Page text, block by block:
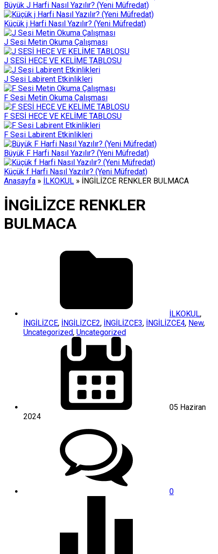
Büyük J Harfi Nasıl Yazılır? (Yeni Müfredat)
Küçük j Harfi Nasıl Yazılır? (Yeni Müfredat)
J Sesi Metin Okuma Çalışması
J SESİ HECE VE KELİME TABLOSU
J Sesi Labirent Etkinlikleri
F Sesi Metin Okuma Çalışması
F SESİ HECE VE KELİME TABLOSU
F Sesi Labirent Etkinlikleri
Büyük F Harfi Nasıl Yazılır? (Yeni Müfredat)
Küçük f Harfi Nasıl Yazılır? (Yeni Müfredat)
Anasayfa » İLKOKUL » İNGİLİZCE RENKLER BULMACA
İNGİLİZCE RENKLER
BULMACA
İLKOKUL,
İNGİLİZCE, İNGİLİZCE2, İNGİLİZCE3, İNGİLİZCE4, New,
Uncategorized, Uncategorized
05 Haziran
2024
0